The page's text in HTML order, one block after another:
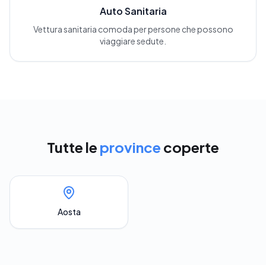
Auto Sanitaria
Vettura sanitaria comoda per persone che possono
viaggiare sedute.
Tutte le province coperte
Aosta